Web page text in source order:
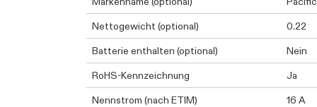
Nettogewicht (optional)
0.22
Batterie enthalten (optional)
Nein
RoHS-Kennzeichnung
Ja
Nennstrom (nach ETIM)
16 A